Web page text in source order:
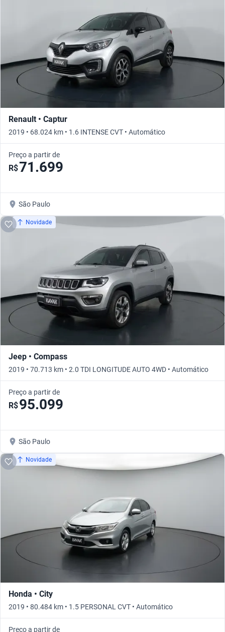
Renault • Captur
2019 • 68.024 km • 1.6 INTENSE CVT • Automático
Preço a partir de
R$71.699
São Paulo
Novidade
Jeep • Compass
2019 • 70.713 km • 2.0 TDI LONGITUDE AUTO 4WD • Automático
Preço a partir de
R$95.099
São Paulo
Novidade
Honda • City
2019 • 80.484 km • 1.5 PERSONAL CVT • Automático
Preço a partir de